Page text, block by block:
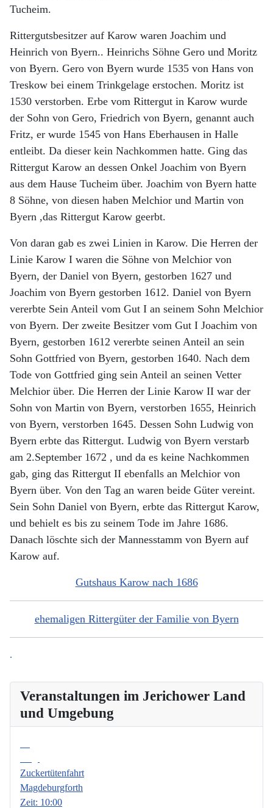
Veranstaltungen im Jerichower Land
und Umgebung
Zuckertütenfahrt
Magdeburgforth
Zeit: 10:00
Tucheim.
Rittergutsbesitzer auf Karow waren Joachim und
Heinrich von Byern.. Heinrichs Söhne Gero und Moritz
von Byern. Gero von Byern wurde 1535 von Hans von
Treskow bei einem Trinkgelage erstochen. Moritz ist
1530 verstorben. Erbe vom Rittergut in Karow wurde
der Sohn von Gero, Friedrich von Byern, genannt auch
Fritz, er wurde 1545 von Hans Eberhausen in Halle
entleibt. Da dieser kein Nachkommen hatte. Ging das
Rittergut Karow an dessen Onkel Joachim von Byern
aus dem Hause Tucheim über. Joachim von Byern hatte
8 Söhne, von diesen haben Melchior und Martin von
Byern ,das Rittergut Karow geerbt.
Von daran gab es zwei Linien in Karow. Die Herren der
Linie Karow I waren die Söhne von Melchior von
Byern, der Daniel von Byern, gestorben 1627 und
Joachim von Byern gestorben 1612. Daniel von Byern
vererbte Sein Anteil vom Gut I an seinem Sohn Melchior
von Byern. Der zweite Besitzer vom Gut I Joachim von
Byern, gestorben 1612 vererbte seinen Anteil an sein
Sohn Gottfried von Byern, gestorben 1640. Nach dem
Tode von Gottfried ging sein Anteil an seinen Vetter
Melchior über. Die Herren der Linie Karow II war der
Sohn von Martin von Byern, verstorben 1655, Heinrich
von Byern, verstorben 1645. Dessen Sohn Ludwig von
Byern erbte das Rittergut. Ludwig von Byern verstarb
am 2.September 1672 , und da es keine Nachkommen
gab, ging das Rittergut II ebenfalls an Melchior von
Byern über. Von den Tag an waren beide Güter vereint.
Sein Sohn Daniel von Byern, erbte das Rittergut Karow,
und behielt es bis zu seinem Tode im Jahre 1686.
Danach löschte sich der Mannesstamm von Byern auf
Karow auf.
Gutshaus Karow nach 1686
ehemaligen Rittergüter der Familie von Byern
.